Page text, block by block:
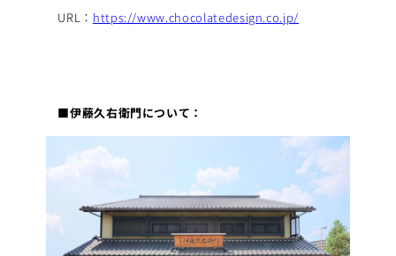
URL： https://www.chocolatedesign.co.jp/
■伊藤久右衛門について：